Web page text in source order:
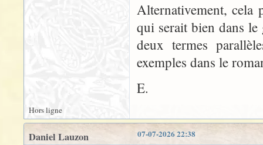
Alternativement, cela
qui serait bien dans le
deux termes
exemples dans le
E.
Hors ligne
07-07-2026 22:38
Daniel Lauzon